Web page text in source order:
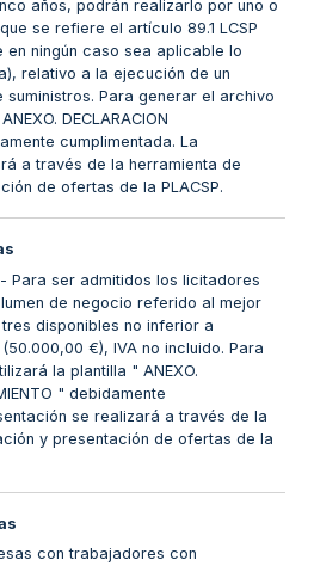
años, podrán realizarlo por uno o
se refiere el artículo 89.1 LCSP
en ningún caso sea aplicable lo
relativo a la ejecución de un
suministros. Para generar el archivo
DECLARACION
cumplimentada. La
a través de la herramienta de
de ofertas de la PLACSP.
Para ser admitidos los licitadores
de negocio referido al mejor
disponibles no inferior a
(50.000,00 €), IVA no incluido. Para
la plantilla " ANEXO.
" debidamente
se realizará a través de la
y presentación de ofertas de la
con trabajadores con